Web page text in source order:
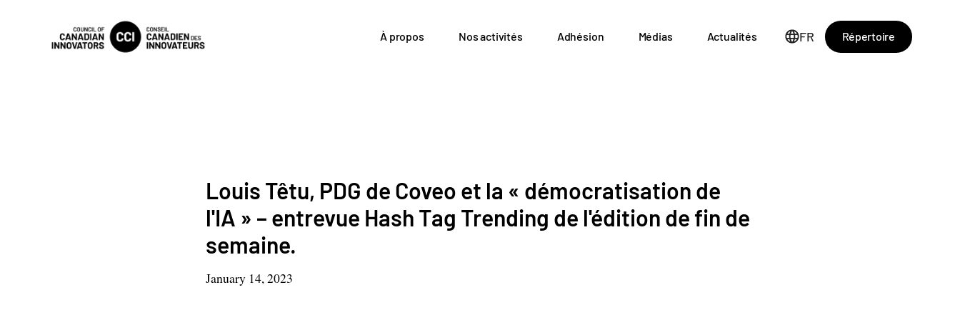
À propos Nos activités Adhésion Médias Actualités FR Répertoire
Louis Têtu, PDG de Coveo et la « démocratisation de
l'IA » – entrevue Hash Tag Trending de l'édition de fin de
semaine.
January 14, 2023